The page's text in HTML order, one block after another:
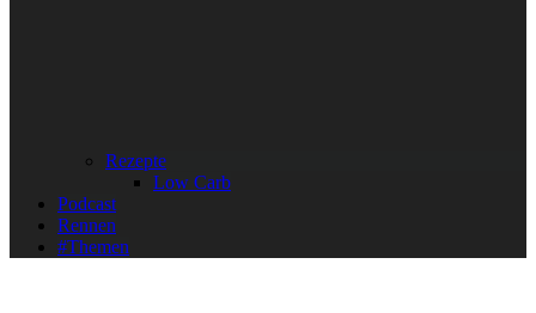
Rezepte
Low Carb
Podcast
Rennen
#Themen